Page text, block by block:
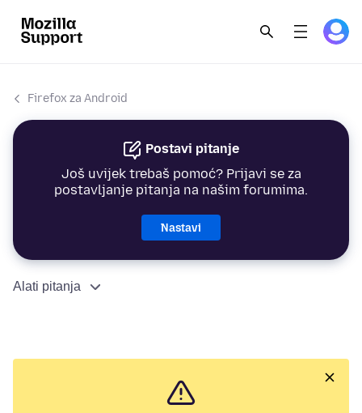
Firefox za Android
Postavi pitanje
Još uvijek trebaš pomoć? Prijavi se za
postavljanje pitanja na našim forumima.
Nastavi
Alati pitanja